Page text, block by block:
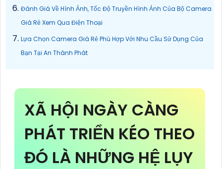
Đánh Giá Về Hình Ảnh, Tốc Độ Truyền Hình Ảnh Của Bộ Camera
Giá Rẻ Xem Qua Điện Thoại
Lựa Chọn Camera Giá Rẻ Phù Hợp Với Nhu Cầu Sử Dụng Của
Bạn Tại An Thành Phát
XÃ HỘI NGÀY CÀNG
PHÁT TRIỂN KÉO THEO
ĐÓ LÀ NHỮNG HỆ LỤY